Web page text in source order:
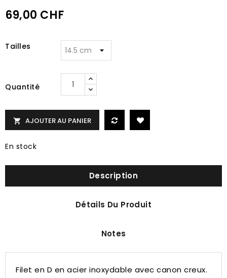
69,00 CHF
Tailles
Quantité
 AJOUTER AU PANIER
En stock
Description
Détails Du Produit
Notes
Filet en D en acier inoxydable avec canon creux.